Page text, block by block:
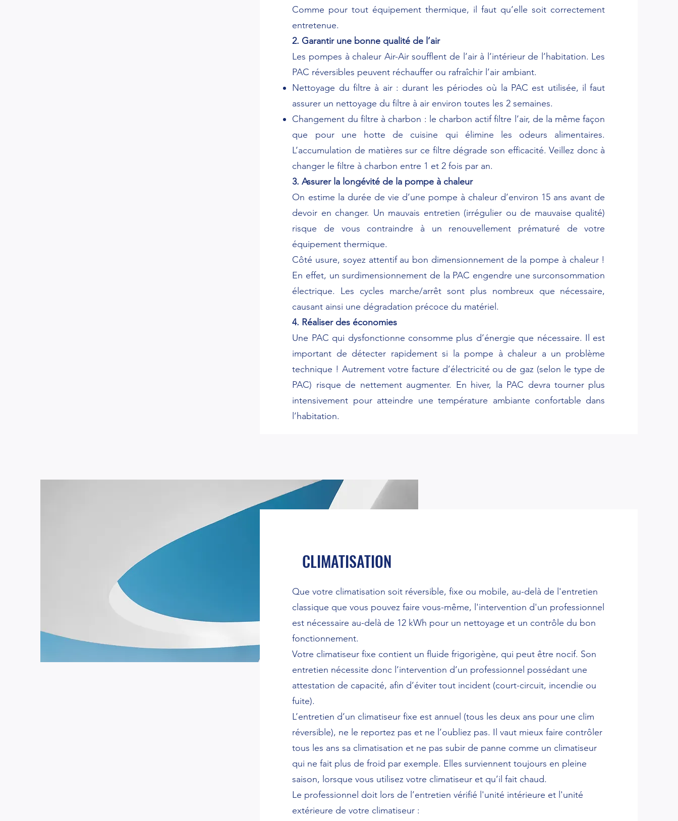
Comme pour tout équipement thermique, il faut qu’elle soit correctement
entretenue.
2. Garantir une bonne qualité de l’air
Les pompes à chaleur Air-Air soufflent de l’air à l’intérieur de l’habitation. Les
PAC réversibles peuvent réchauffer ou rafraîchir l’air ambiant.
Nettoyage du filtre à air : durant les périodes où la PAC est utilisée, il faut
assurer un nettoyage du filtre à air environ toutes les 2 semaines.
Changement du filtre à charbon : le charbon actif filtre l’air, de la même façon
que pour une hotte de cuisine qui élimine les odeurs alimentaires.
L’accumulation de matières sur ce filtre dégrade son efficacité. Veillez donc à
changer le filtre à charbon entre 1 et 2 fois par an.
3. Assurer la longévité de la pompe à chaleur
On estime la durée de vie d’une pompe à chaleur d’environ 15 ans avant de
devoir en changer. Un mauvais entretien (irrégulier ou de mauvaise qualité)
risque de vous contraindre à un renouvellement prématuré de votre
équipement thermique.
Côté usure, soyez attentif au bon dimensionnement de la pompe à chaleur !
En effet, un surdimensionnement de la PAC engendre une surconsommation
électrique. Les cycles marche/arrêt sont plus nombreux que nécessaire,
causant ainsi une dégradation précoce du matériel.
4. Réaliser des économies
Une PAC qui dysfonctionne consomme plus d’énergie que nécessaire. Il est
important de détecter rapidement si la pompe à chaleur a un problème
technique ! Autrement votre facture d’électricité ou de gaz (selon le type de
PAC) risque de nettement augmenter. En hiver, la PAC devra tourner plus
intensivement pour atteindre une température ambiante confortable dans
l’habitation.
CLIMATISATION
Que votre climatisation soit réversible, fixe ou mobile, au-delà de l'entretien
classique que vous pouvez faire vous-même, l'intervention d'un professionnel
est nécessaire au-delà de 12 kWh pour un nettoyage et un contrôle du bon
fonctionnement.
Votre climatiseur fixe contient un fluide frigorigène, qui peut être nocif. Son
entretien nécessite donc l’intervention d’un professionnel possédant une
attestation de capacité, afin d’éviter tout incident (court-circuit, incendie ou
fuite).
L’entretien d’un climatiseur fixe est annuel (tous les deux ans pour une clim
réversible), ne le reportez pas et ne l’oubliez pas. Il vaut mieux faire contrôler
tous les ans sa climatisation et ne pas subir de panne comme un climatiseur
qui ne fait plus de froid par exemple. Elles surviennent toujours en pleine
saison, lorsque vous utilisez votre climatiseur et qu’il fait chaud.
Le professionnel doit lors de l’entretien vérifié l'unité intérieure et l'unité
extérieure de votre climatiseur :